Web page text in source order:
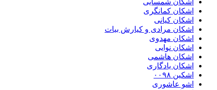
اشکان شمسایی
اشکان‌ کمانگری
اشکان کیانی
اشکان مرادی و کیارش بیات
اشکان مهدوی
اشکان نوایی
اشکان هاشمی
اشکان یادگاری
اشکین ۰۰۹۸
اشو عاشوری